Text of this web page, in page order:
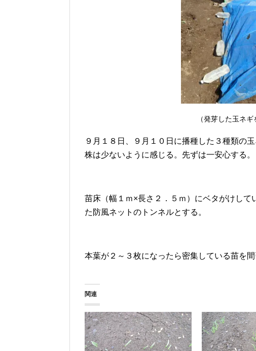
（発芽した玉ネ
９月１８日、９月１０日に播種した３種類の
株は少ないように感じる。先ずは一安心する。
苗床（幅１ｍ×長さ２．５ｍ）にベタがけし
た防風ネットのトンネルとする。
本葉が２～３枚になったら密集している苗を
関連